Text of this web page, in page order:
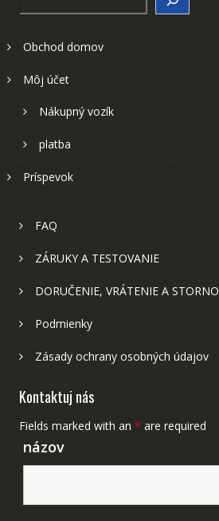
Obchod domov
Môj účet
Nákupný vozík
platba
Príspevok
FAQ
ZÁRUKY A TESTOVANIE
DORUČENIE, VRÁTENIE A STORNO
Podmienky
Zásady ochrany osobných údajov
Kontaktuj nás
Fields marked with an * are required
názov